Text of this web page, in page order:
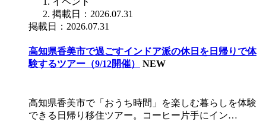
掲載日：2026.07.31
掲載日：2026.07.31
高知県香美市で過ごすインドア派の休日を日帰りで体
験するツアー（9/12開催）
NEW
高知県香美市で「おうち時間」を楽しむ暮らしを体験
できる日帰り移住ツアー。コーヒー片手にイン…